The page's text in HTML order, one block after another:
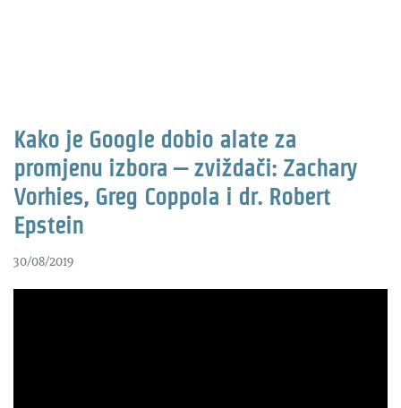
Kako je Google dobio alate za
promjenu izbora – zviždači: Zachary
Vorhies, Greg Coppola i dr. Robert
Epstein
30/08/2019